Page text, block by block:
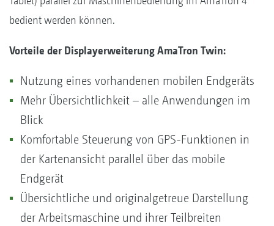
bedient werden können.
Vorteile der Displayerweiterung AmaTron Twin:
Nutzung eines vorhandenen mobilen Endgeräts
Mehr Übersichtlichkeit – alle Anwendungen im
Blick
Komfortable Steuerung von GPS-Funktionen in
der Kartenansicht parallel über das mobile
Endgerät
Übersichtliche und originalgetreue Darstellung
der Arbeitsmaschine und ihrer Teilbreiten